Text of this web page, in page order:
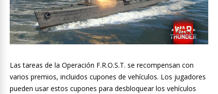
Las tareas de la Operación F.R.O.S.T. se recompensan con
varios premios, incluidos cupones de vehículos. Los jugadores
pueden usar estos cupones para desbloquear los vehículos